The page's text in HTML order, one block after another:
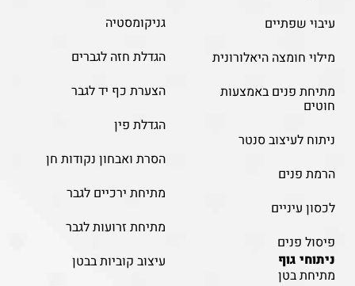
עיבוי שפתיים
מילוי חומצה היאלורונית
מתיחת פנים באמצעות
חוטים
ניתוח לעיצוב סנטר
הרמת פנים
לכסון עיניים
פיסול פנים
ניתוחי גוף
מתיחת בטן
גניקומסטיה
הגדלת חזה לגברים
הצערת כף יד לגבר
הגדלת פין
הסרת ואבחון נקודות חן
מתיחת ירכיים לגבר
מתיחת זרועות לגבר
עיצוב קוביות בבטן